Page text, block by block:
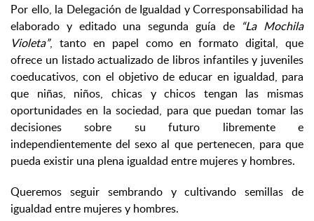
Por ello, la Delegación de Igualdad y Corresponsabilidad ha
elaborado y editado una segunda guía de “La Mochila
Violeta”, tanto en papel como en formato digital, que
ofrece un listado actualizado de libros infantiles y juveniles
coeducativos, con el objetivo de educar en igualdad, para
que niñas, niños, chicas y chicos tengan las mismas
oportunidades en la sociedad, para que puedan tomar las
decisiones sobre su futuro libremente e
independientemente del sexo al que pertenecen, para que
pueda existir una plena igualdad entre mujeres y hombres.
Queremos seguir sembrando y cultivando semillas de
igualdad entre mujeres y hombres.